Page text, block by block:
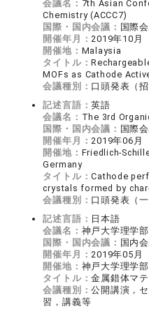
会議名： 7th Asian
Chemistry (ACCC7)
国際・国内会議： 国際
開催年月： 2019年10月
開催地： Malaysia
タイトル：
MOFs as Cathode
会議種別： 口頭発表（招
記述言語：英語
会議名： The 3rd
国際・国内会議： 国際
開催年月： 2019年06月
開催地： Friedlich-
Germany
タイトル：Cathode
crystals formed by
会議種別： 口頭発表（一
記述言語： 日本語
会議名： 神戸大学理学
国際・国内会議： 国内
開催年月： 2019年05月
開催地： 神戸大学理学
タイトル：金属錯体マ
会議種別：公開講演，
習，講義等